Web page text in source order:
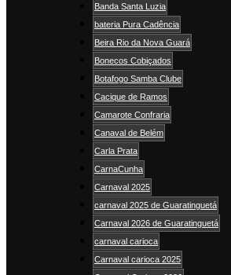
Banda Santa Luzia
bateria Pura Cadência
Beira Rio da Nova Guará
Bonecos Cobiçados
Botafogo Samba Clube
Cacique de Ramos
Camarote Confraria
Canaval de Belém
Carla Prata
CarnaCunha
Carnaval 2025
carnaval 2025 de Guaratinguetá
Carnaval 2026 de Guaratinguetá
carnaval carioca
Carnaval carioca 2025